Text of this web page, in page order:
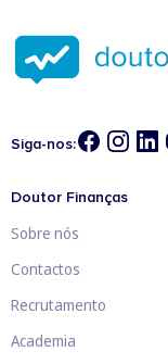
Siga-nos:
Doutor Finanças
Sobre nós
Contactos
Recrutamento
Academia